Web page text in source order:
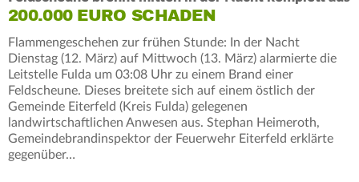
200.000 EURO SCHADEN
Flammengeschehen zur frühen Stunde: In der Nacht
Dienstag (12. März) auf Mittwoch (13. März) alarmierte die
Leitstelle Fulda um 03:08 Uhr zu einem Brand einer
Feldscheune. Dieses breitete sich auf einem östlich der
Gemeinde Eiterfeld (Kreis Fulda) gelegenen
landwirtschaftlichen Anwesen aus. Stephan Heimeroth,
Gemeindebrandinspektor der Feuerwehr Eiterfeld erklärte
gegenüber…